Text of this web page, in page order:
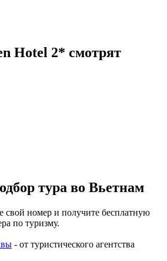
Hotel 2* смотрят
тура во Вьетнам
номер и получите бесплатную
по туризму.
- от туристического агентства